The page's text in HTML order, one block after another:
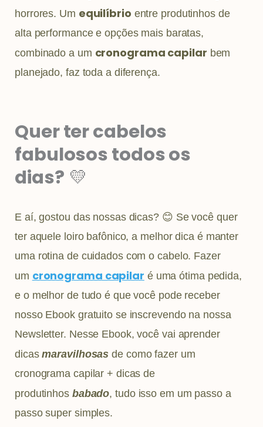
horrores. Um equilíbrio entre produtinhos de
alta performance e opções mais baratas,
combinado a um cronograma capilar bem
planejado, faz toda a diferença.
Quer ter cabelos
fabulosos todos os
dias? 💛
E aí, gostou das nossas dicas? 😊 Se você quer
ter aquele loiro bafônico, a melhor dica é manter
uma rotina de cuidados com o cabelo. Fazer
um cronograma capilar é uma ótima pedida,
e o melhor de tudo é que você pode receber
nosso Ebook gratuito se inscrevendo na nossa
Newsletter. Nesse Ebook, você vai aprender
dicasmaravilhosas de como fazer um
cronograma capilar + dicas de
produtinhos babado, tudo isso em um passo a
passo super simples.